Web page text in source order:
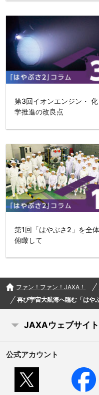
第3回イオンエンジン・ 化
学推進の改良点
第1回「はやぶさ2」を全体
俯瞰して
ファン！ファン！JAXA！
再び宇宙大航海へ臨む「はや
JAXAウェブサイト
公式アカウント